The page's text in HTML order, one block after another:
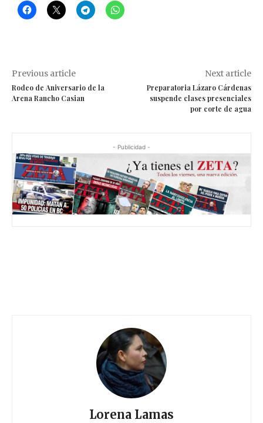
Previous article
Rodeo de Aniversario de la
Arena Rancho Casian
Next article
Preparatoria Lázaro Cárdenas
suspende clases presenciales
por corte de agua
- Publicidad -
Lorena Lamas